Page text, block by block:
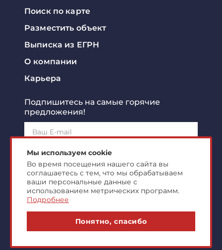
Поиск по карте
Разместить объект
Выписка из ЕГРН
О компании
Карьера
Недвижимости"
Подпишитесь на самые горячие
предложения!
Подписаться!
Я ознакомлен сполитикой конфиденциальности
согласен наобработку персональных данных
Мы используем cookie
Во время посещения нашего сайта вы
соглашаетесь с тем, что мы обрабатываем
ваши персональные данные с
использованием метрических программ.
Подробнее
Понятно, спасибо